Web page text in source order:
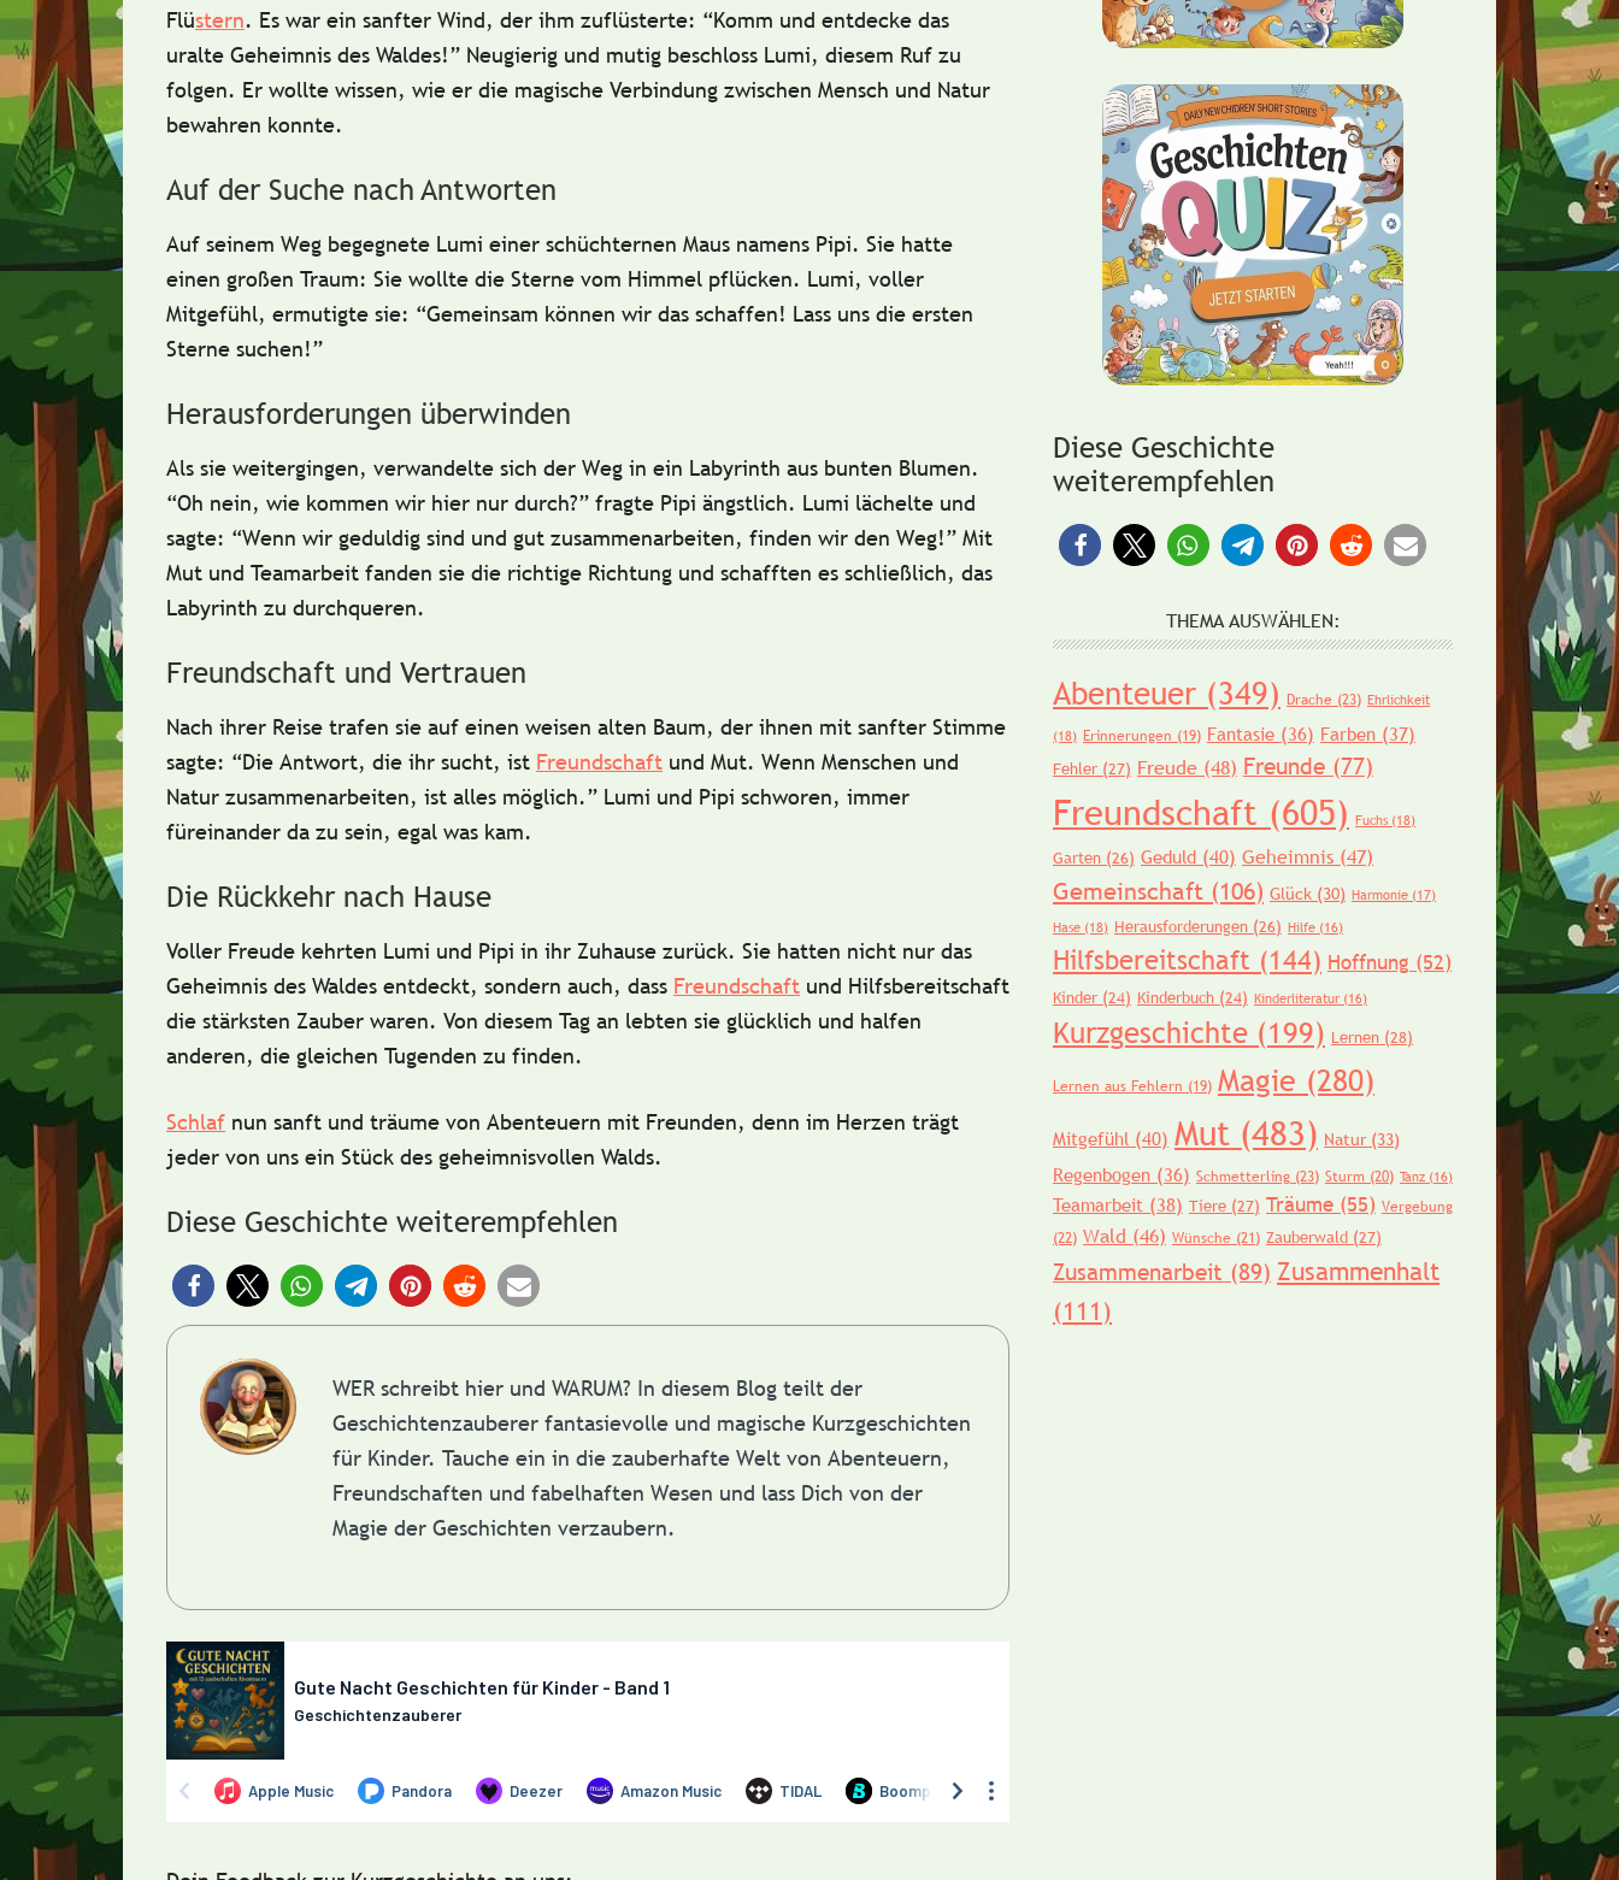
Flüstern. Es war ein sanfter Wind, der ihm zuflüsterte: “Komm und entdecke das
uralte Geheimnis des Waldes!” Neugierig und mutig beschloss Lumi, diesem Ruf zu
folgen. Er wollte wissen, wie er die magische Verbindung zwischen Mensch und Natur
bewahren konnte.
Auf der Suche nach Antworten
Auf seinem Weg begegnete Lumi einer schüchternen Maus namens Pipi. Sie hatte
einen großen Traum: Sie wollte die Sterne vom Himmel pflücken. Lumi, voller
Mitgefühl, ermutigte sie: “Gemeinsam können wir das schaffen! Lass uns die ersten
Sterne suchen!”
Herausforderungen überwinden
Als sie weitergingen, verwandelte sich der Weg in ein Labyrinth aus bunten Blumen.
“Oh nein, wie kommen wir hier nur durch?” fragte Pipi ängstlich. Lumi lächelte und
sagte: “Wenn wir geduldig sind und gut zusammenarbeiten, finden wir den Weg!” Mit
Mut und Teamarbeit fanden sie die richtige Richtung und schafften es schließlich, das
Labyrinth zu durchqueren.
Freundschaft und Vertrauen
Nach ihrer Reise trafen sie auf einen weisen alten Baum, der ihnen mit sanfter Stimme
sagte: “Die Antwort, die ihr sucht, ist Freundschaft und Mut. Wenn Menschen und
Natur zusammenarbeiten, ist alles möglich.” Lumi und Pipi schworen, immer
füreinander da zu sein, egal was kam.
Die Rückkehr nach Hause
Voller Freude kehrten Lumi und Pipi in ihr Zuhause zurück. Sie hatten nicht nur das
Geheimnis des Waldes entdeckt, sondern auch, dass Freundschaft und Hilfsbereitschaft
die stärksten Zauber waren. Von diesem Tag an lebten sie glücklich und halfen
anderen, die gleichen Tugenden zu finden.
Schlaf nun sanft und träume von Abenteuern mit Freunden, denn im Herzen trägt
jeder von uns ein Stück des geheimnisvollen Walds.
Diese Geschichte weiterempfehlen
WER schreibt hier und WARUM? In diesem Blog teilt der
Geschichtenzauberer fantasievolle und magische Kurzgeschichten
für Kinder. Tauche ein in die zauberhafte Welt von Abenteuern,
Freundschaften und fabelhaften Wesen und lass Dich von der
Magie der Geschichten verzaubern.
Diese Geschichte
weiterempfehlen
THEMA AUSWÄHLEN:
Abenteuer (349) Drache (23) Ehrlichkeit
(18) Erinnerungen (19) Fantasie (36) Farben (37)
Fehler (27) Freude (48) Freunde (77)
Freundschaft (605) Fuchs (18)
Garten (26) Geduld (40) Geheimnis (47)
Gemeinschaft (106) Glück (30) Harmonie (17)
Hase (18) Herausforderungen (26) Hilfe (16)
Hilfsbereitschaft (144) Hoffnung (52)
Kinder (24) Kinderbuch (24) Kinderliteratur (16)
Kurzgeschichte (199) Lernen (28)
Lernen aus Fehlern (19) Magie (280)
Mitgefühl (40) Mut (483) Natur(33)
Regenbogen (36) Schmetterling (23) Sturm (20) Tanz (16)
Teamarbeit (38) Tiere (27) Träume (55) Vergebung
(22) Wald (46) Wünsche (21) Zauberwald (27)
Zusammenarbeit (89) Zusammenhalt
(111)